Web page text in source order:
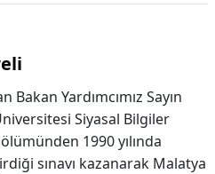
Bakan Yardımcımız Sayın
Siyasal Bilgiler
1990 yılında
sınavı kazanarak Malatya